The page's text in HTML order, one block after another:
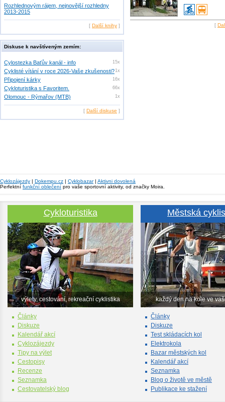
Rozhlednovým rájem, nejnovější rozhledny
2013-2015
[ Další knihy ]
Diskuse k navštíveným zemím:
Cylostezka Baťův kanál - info 15x
Cyklisté vítání v roce 2026-Vaše zkušenosti? 1x
Připojení kárky 16x
Cykloturistika s Favoritem. 66x
Olomouc - Rýmařov (MTB) 1x
[ Další diskuse ]
[
Cyklozájezdy | Dokempu.cz | Cyklobazar| Aktivni dovolená
Perfektní funkční oblečení pro vaše sportovní aktivity, od značky Moira.
Cykloturistika
výlety, cestování, rekreační cyklistika
Články
Diskuze
Kalendář akcí
Cyklozájezdy
Tipy na výlet
Cestopisy
Recenze
Seznamka
Cestovatelský blog
Městská
každý den na kole ve
Články
Diskuze
Test skládacích kol
Elektrokola
Bazar městských kol
Kalendář akcí
Seznamka
Blog o životě ve městě
Publikace ke stažení